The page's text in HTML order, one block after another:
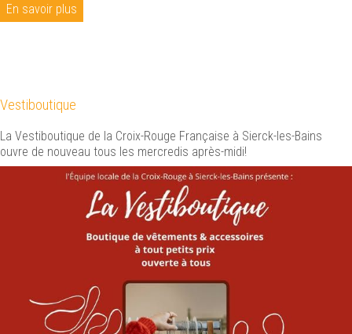
En savoir plus
Vestiboutique
La Vestiboutique de la Croix-Rouge Française à Sierck-les-Bains
ouvre de nouveau tous les mercredis après-midi!